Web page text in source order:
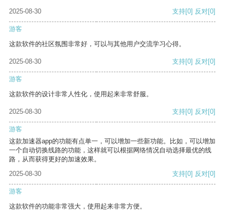
2025-08-30 支持[0] 反对[0]
游客
这款软件的社区氛围非常好，可以与其他用户交流学习心得。
2025-08-30 支持[0] 反对[0]
游客
这款软件的设计非常人性化，使用起来非常舒服。
2025-08-30 支持[0] 反对[0]
游客
这款加速器app的功能有点单一，可以增加一些新功能。比如，可以增加
一个自动切换线路的功能，这样就可以根据网络情况自动选择最优的线
路，从而获得更好的加速效果。
2025-08-30
支持[0] 反对[0]
游客
这款软件的功能非常强大，使用起来非常方便。